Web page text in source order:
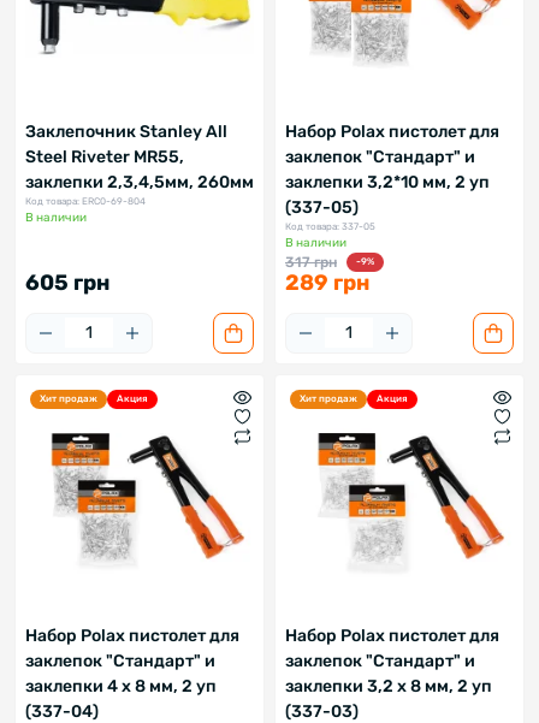
Заклепочник Stanley All
Steel Riveter MR55,
заклепки 2,3,4,5мм, 260мм
Код товара: ERC0-69-804
В наличии
605 грн
Набор Polax пистолет для
заклепок "Стандарт" и
заклепки 3,2*10 мм, 2 уп
(337-05)
Код товара: 337-05
В наличии
317 грн -9%
289 грн
Хит продаж Акция
Набор Polax пистолет для
заклепок "Стандарт" и
заклепки 4 х 8 мм, 2 уп
(337-04)
Хит продаж Акция
Набор Polax пистолет для
заклепок "Стандарт" и
заклепки 3,2 х 8 мм, 2 уп
(337-03)